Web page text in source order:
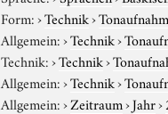
Form:›Technik›
Allgemein:›Technik›
Technik:›Technik›
Allgemein:›Technik›
Allgemein:›Zeitraum›Jahr›